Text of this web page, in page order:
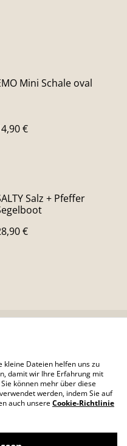
Mini Schale oval
€
Salz + Pfeffer
€
Cookie-Richtlinie
kleine Dateien helfen uns zu
damit wir Ihre Erfahrung mit
können mehr über diese
werden, indem Sie auf
auch unsereCookie-Richtlinie